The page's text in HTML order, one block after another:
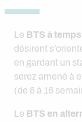
Le BTS à
désirent
en gardant un
serez amené à
(de 8 à 16
Le BTS en